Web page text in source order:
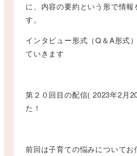
に、内容の要約という形で情報
す。
インタビュー形式（Q＆A形式
ていきます
第２０回目の配信( 2023年2月
た！
前回は子育ての悩みについてお